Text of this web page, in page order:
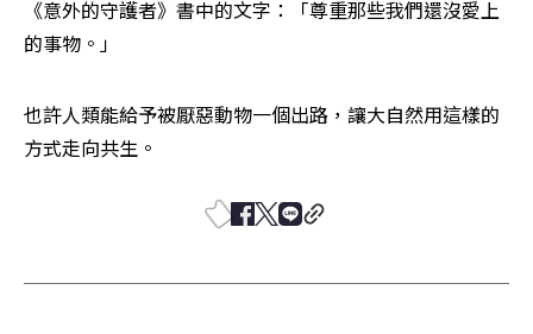
《意外的守護者》書中的文字：「尊重那些我們還沒愛上
的事物。」
也許人類能給予被厭惡動物一個出路，讓大自然用這樣的
方式走向共生。